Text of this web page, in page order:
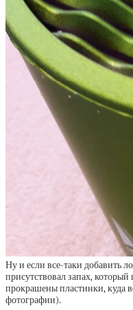
Ну и если все-таки добавить
присутствовал запах,
прокрашены пластинки, куда
фотографии).